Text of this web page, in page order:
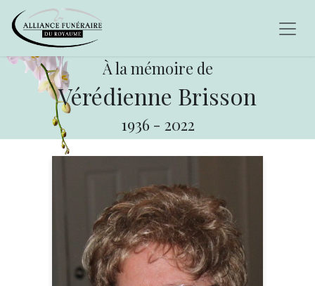
À la mémoire de
Vérédienne Brisson
1936 - 2022